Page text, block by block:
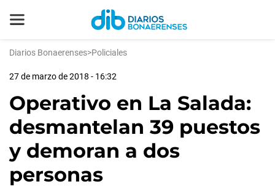
Diarios Bonaerenses>Policiales
27 de marzo de 2018 - 16:32
Operativo en La Salada:
desmantelan 39 puestos
y demoran a dos
personas